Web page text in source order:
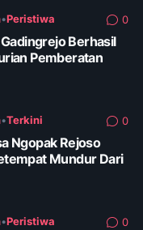
•Peristiwa 0
Berhasil
Pemberatan
•Terkini 0
Ngopak Rejoso
Mundur Dari
•Peristiwa 0